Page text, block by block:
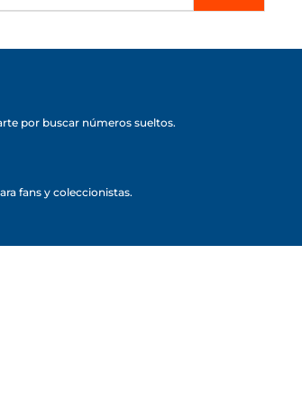
por buscar números sueltos.
fans y coleccionistas.